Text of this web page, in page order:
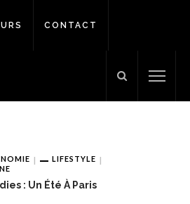
CONTACT
LIFESTYLE
: Un Été À Paris